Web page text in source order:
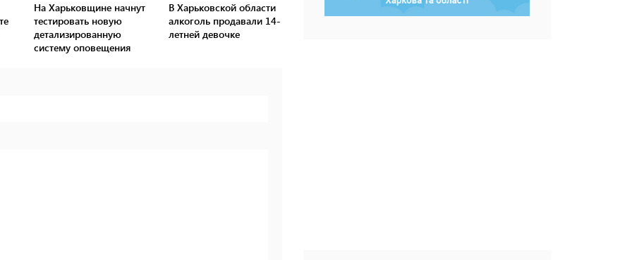
На Харьковщине начнут
тестировать новую
детализированную
систему оповещения
В Харьковской области
алкоголь продавали 14-
летней девочке